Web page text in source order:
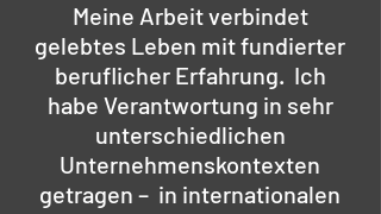
Meine Arbeit verbindet
gelebtes Leben mit fundierter
beruflicher Erfahrung. Ich
habe Verantwortung in sehr
unterschiedlichen
Unternehmenskontexten
getragen – in internationalen